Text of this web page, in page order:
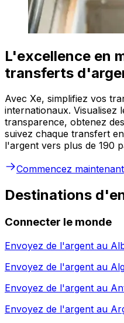
L'excellence en
transferts
Avec Xe, simplifiez vos
internationaux. Visualisez
transparence, obtenez
suivez chaque transfert
l'argent vers plus de 190
Commencez maintenant
Destinations
Connecter le monde
Envoyez de l'argent au
Envoyez de l'argent au
Envoyez de l'argent au
Envoyez de l'argent au